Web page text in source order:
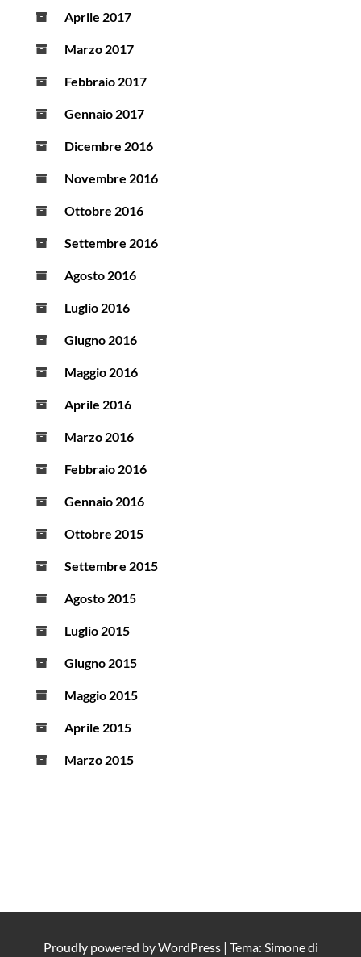
Aprile 2017
Marzo 2017
Febbraio 2017
Gennaio 2017
Dicembre 2016
Novembre 2016
Ottobre 2016
Settembre 2016
Agosto 2016
Luglio 2016
Giugno 2016
Maggio 2016
Aprile 2016
Marzo 2016
Febbraio 2016
Gennaio 2016
Ottobre 2015
Settembre 2015
Agosto 2015
Luglio 2015
Giugno 2015
Maggio 2015
Aprile 2015
Marzo 2015
Proudly powered byWordPress | Tema: Simone di